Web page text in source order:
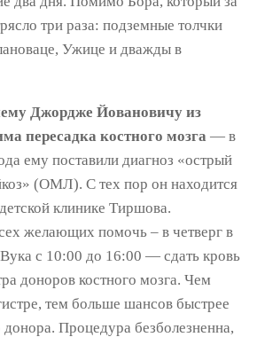
три раза: подземные толчки
Ужице и дважды в
Джордже Йовановичу из
пересадка костного мозга — в
ему поставили диагноз «острый
(ОМЛ). С тех пор он находится
клинике Тиршова.
желающих помочь – в четверг в
с 10:00 до 16:00 — сдать кровь
доноров костного мозга. Чем
тем больше шансов быстрее
Процедура безболезненна,